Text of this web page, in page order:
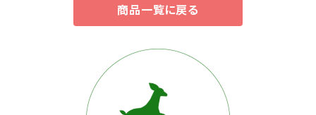
商品一覧に戻る